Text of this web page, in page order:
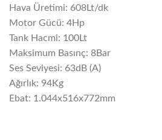
Hava Üretimi: 608Lt/dk
Motor Gücü: 4Hp
Tank Hacmi: 100Lt
Maksimum Basınç: 8Bar
Ses Seviyesi: 63dB (A)
Ağırlık: 94Kg
Ebat: 1.044x516x772mm